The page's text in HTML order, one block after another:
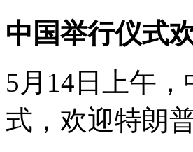
中国举行仪式
5月14日上午
式，欢迎特朗